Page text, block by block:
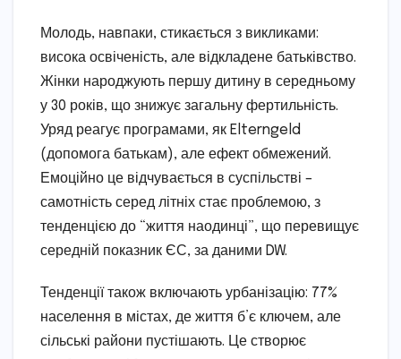
Молодь, навпаки, стикається з викликами:
висока освіченість, але відкладене батьківство.
Жінки народжують першу дитину в середньому
у 30 років, що знижує загальну фертильність.
Уряд реагує програмами, як Elterngeld
(допомога батькам), але ефект обмежений.
Емоційно це відчувається в суспільстві –
самотність серед літніх стає проблемою, з
тенденцією до “життя наодинці”, що перевищує
середній показник ЄС, за даними DW.
Тенденції також включають урбанізацію: 77%
населення в містах, де життя б’є ключем, але
сільські райони пустішають. Це створює